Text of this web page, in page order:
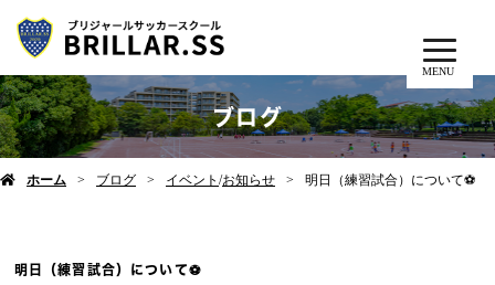
MENU
ブログ
ホーム ブログ イベント /お知らせ 明日（練習試合）について⚽️
明日（練習試合）について⚽️